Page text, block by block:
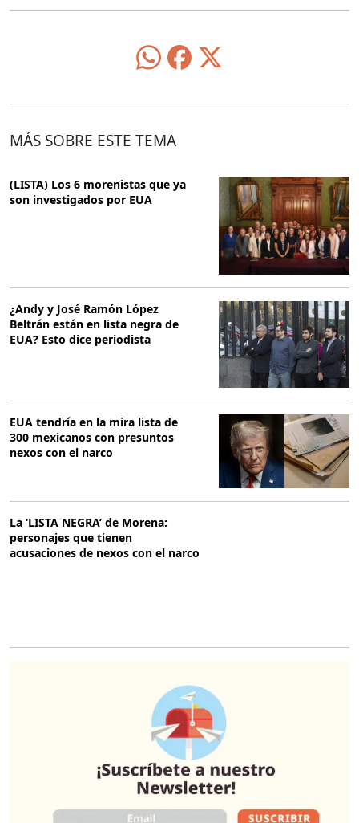
MÁS SOBRE ESTE TEMA
(LISTA) Los 6 morenistas que ya
son investigados por EUA
¿Andy y José Ramón López
Beltrán están en lista negra de
EUA? Esto dice periodista
EUA tendría en la mira lista de
300 mexicanos con presuntos
nexos con el narco
La ‘LISTA NEGRA’ de Morena:
personajes que tienen
acusaciones de nexos con el narco